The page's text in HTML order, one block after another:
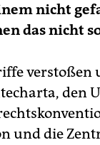
nicht
das nicht
verstoßen
den
und die